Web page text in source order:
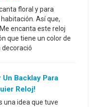
floral y para
Así que,
encanta este reloj
que tiene un color de
decoració
Un Backlay Para
Reloj!
una idea que tuve